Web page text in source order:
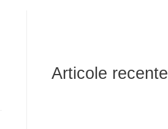
Articole recente